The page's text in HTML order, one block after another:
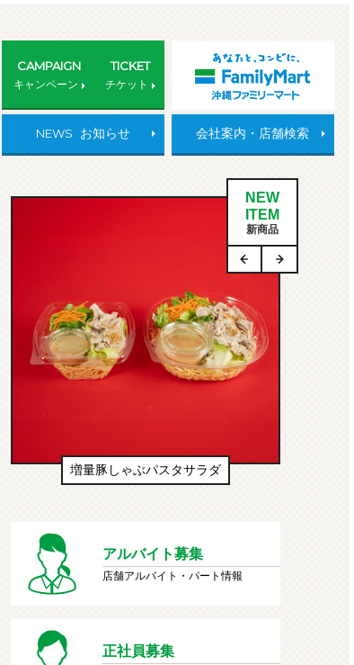
CAMPAIGN
キャンペーン
TICKET
チケット
NEWS お知らせ 会社案内・店舗検索
NEW
ITEM
新商品
生ドーナツ（わたあめ味風）
アルバイト募集
店舗アルバイト・パート情報
正社員募集